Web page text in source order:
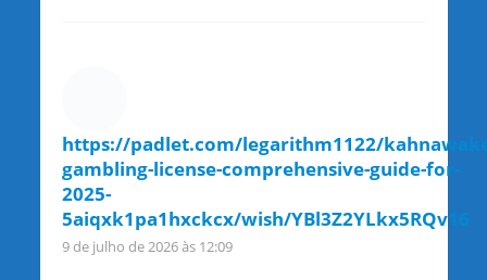
https://padlet.com/legarithm1122/
gambling-license-comprehensive-guide-for-
2025-
5aiqxk1pa1hxckcx/wish/YBl3Z2YLkx5RQv16
9 de julho de 2026 às 12:09